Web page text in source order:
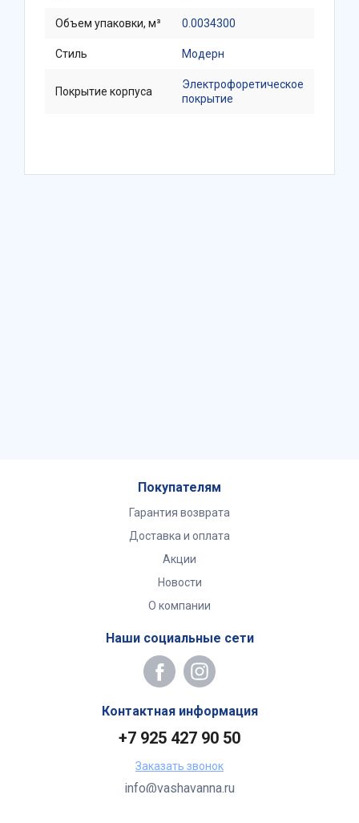
Объем упаковки, м³ 0.0034300
Стиль Модерн
Покрытие корпуса
Электрофоретическое
покрытие
Покупателям
Гарантия возврата
Доставка и оплата
Акции
Новости
О компании
Наши социальные сети
Контактная информация
+7 925 427 90 50
Заказать звонок
info@vashavanna.ru